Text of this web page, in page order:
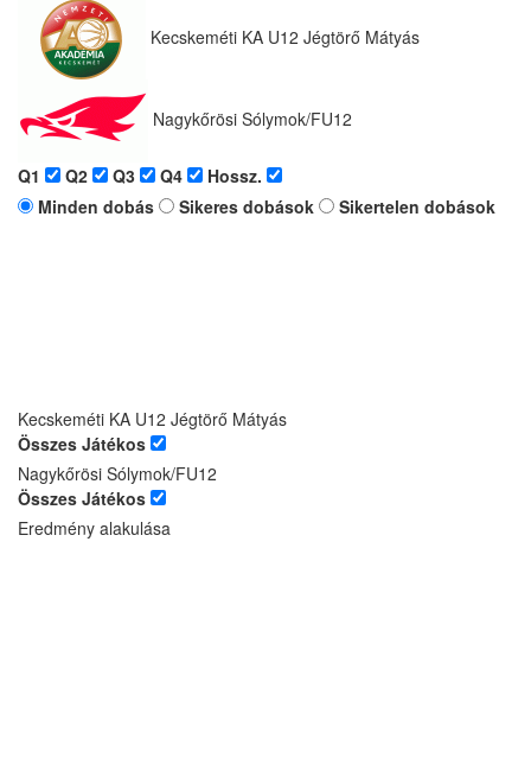
Kecskeméti KA U12 Jégtörő Mátyás
Nagykőrösi Sólymok/FU12
Q1 Q2 Q3 Q4
Hossz.
Minden dobás
Sikeres dobások Sikertelen dobások
Kecskeméti KA U12 Jégtörő Mátyás
Összes Játékos
Nagykőrösi Sólymok/FU12
Összes Játékos
Eredmény alakulása